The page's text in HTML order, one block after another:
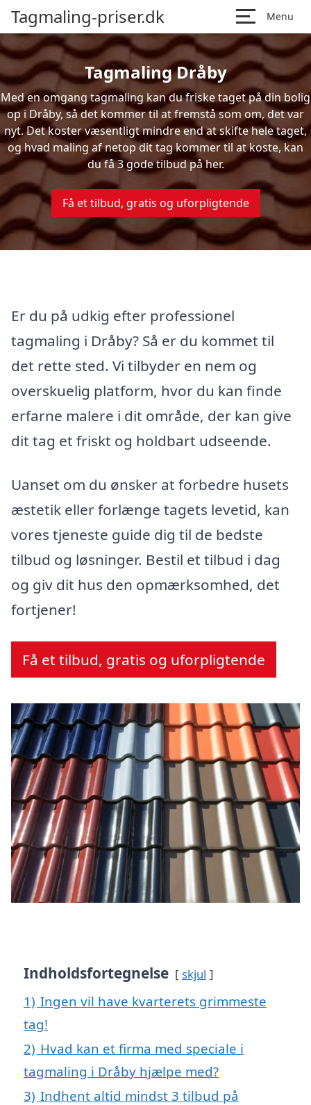
Tagmaling-priser.dk Menu
Tagmaling Dråby
Med en omgang tagmaling kan du friske taget på din bolig
op i Dråby, så det kommer til at fremstå som om, det var
nyt. Det koster væsentligt mindre end at skifte hele taget,
og hvad maling af netop dit tag kommer til at koste, kan
du få 3 gode tilbud på her.
Få et tilbud, gratis og uforpligtende
Er du på udkig efter professionel
tagmaling i Dråby? Så er du kommet til
det rette sted. Vi tilbyder en nem og
overskuelig platform, hvor du kan finde
erfarne malere i dit område, der kan give
dit tag et friskt og holdbart udseende.
Uanset om du ønsker at forbedre husets
æstetik eller forlænge tagets levetid, kan
vores tjeneste guide dig til de bedste
tilbud og løsninger. Bestil et tilbud i dag
og giv dit hus den opmærksomhed, det
fortjener!
Få et tilbud, gratis og uforpligtende
Indholdsfortegnelse skjul
1) Ingen vil have kvarterets grimmeste
tag!
2) Hvad kan et firma med speciale i
tagmaling i Dråby hjælpe med?
3) Indhent altid mindst 3 tilbud på